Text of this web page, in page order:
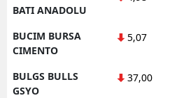
BATI ANADOLU
BUCIM BURSA
CIMENTO
5,07
BULGS BULLS
GSYO
37,00